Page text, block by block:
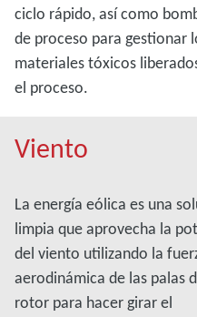
ciclo rápido, así como
de proceso para gestionar
materiales tóxicos
el proceso.
Viento
La energía eólica es una
limpia que aprovecha la
del viento utilizando la
aerodinámica de las palas
rotor para hacer girar el